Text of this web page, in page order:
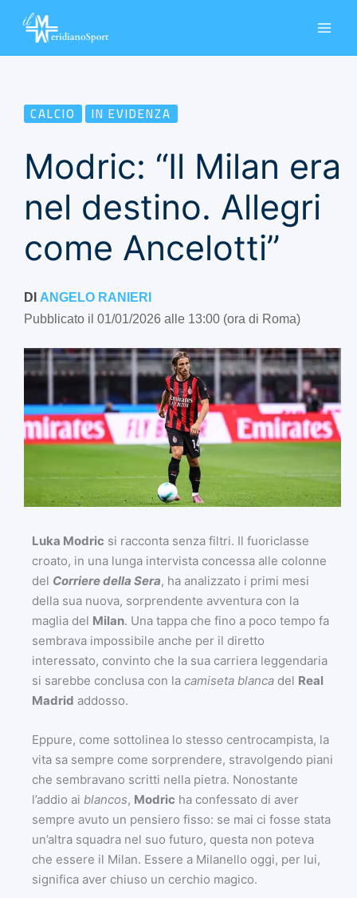
CALCIO IN EVIDENZA
Modric: “Il Milan era
nel destino. Allegri
come Ancelotti”
DI ANGELO RANIERI
Pubblicato il 01/01/2026 alle 13:00 (ora di Roma)
Luka Modric si racconta senza filtri. Il fuoriclasse
croato, in una lunga intervista concessa alle colonne
del Corriere della Sera, ha analizzato i primi mesi
della sua nuova, sorprendente avventura con la
maglia del Milan. Una tappa che fino a poco tempo fa
sembrava impossibile anche per il diretto
interessato, convinto che la sua carriera leggendaria
si sarebbe conclusa con la camiseta blanca del Real
Madrid addosso.
Eppure, come sottolinea lo stesso centrocampista, la
vita sa sempre come sorprendere, stravolgendo piani
che sembravano scritti nella pietra. Nonostante
l’addio ai blancos, Modric ha confessato di aver
sempre avuto un pensiero fisso: se mai ci fosse stata
un’altra squadra nel suo futuro, questa non poteva
che essere il Milan. Essere a Milanello oggi, per lui,
significa aver chiuso un cerchio magico.